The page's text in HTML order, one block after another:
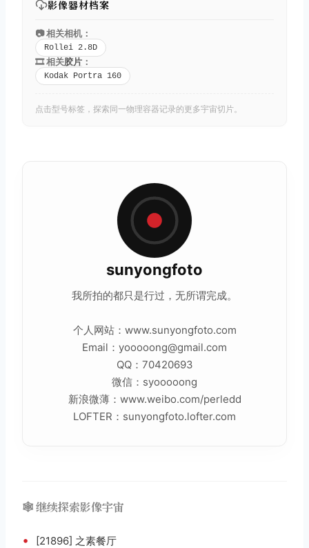
影像器材档案
📷 相关相机：
Rollei 2.8D
🎞️ 相关胶片 ：
Kodak Portra 160
点击型号标签，探索同一物理容器记录的更多宇宙切片。
sunyongfoto
我所拍的都只是行过，无所谓完成。
个人网站：www.sunyongfoto.com
Email：yooooong@gmail.com
QQ：70420693
微信：syooooong
新浪微薄：www.weibo.com/perledd
LOFTER：sunyongfoto.lofter.com
🕸️ 继续探索影像宇宙
• [21896] 之素餐厅